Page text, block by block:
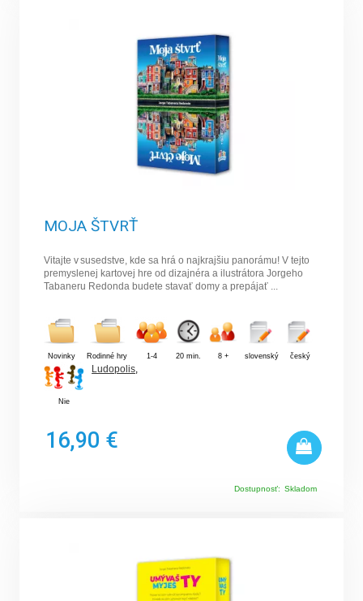
MOJA ŠTVRŤ
Vitajte v susedstve, kde sa hrá o najkrajšiu panorámu! V tejto
premyslenej kartovej hre od dizajnéra a ilustrátora Jorgeho
Tabaneru Redonda budete stavať domy a prepájať ...
Novinky Rodinné hry 1-4 20 min. 8 + slovenský český
Nie
Ludopolis,
16,90 €
Dostupnosť: Skladom